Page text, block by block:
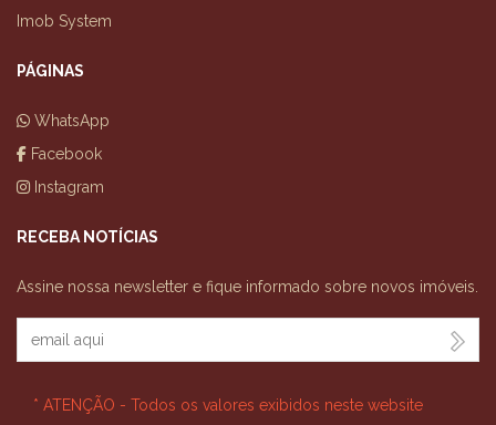
Imob System
PÁGINAS
WhatsApp
Facebook
Instagram
RECEBA NOTÍCIAS
Assine nossa newsletter e fique informado sobre novos imóveis.
Seu Email
* ATENÇÃO - Todos os valores exibidos neste website